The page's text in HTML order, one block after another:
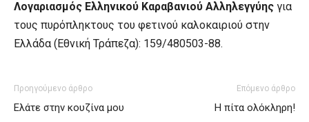
Λογαριασμός Ελληνικού Καραβανιού Αλληλεγγύης για
τους πυρόπληκτους του φετινού καλοκαιριού στην
Ελλάδα (Εθνική Τράπεζα): 159/480503-88.
Προηγούμενο άρθρο
Ελάτε στην κουζίνα μου
Επόμενο άρθρο
Η πίτα ολόκληρη!